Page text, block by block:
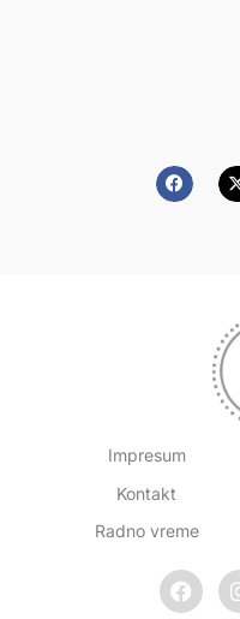
Impresum
Kontakt
Radno vreme